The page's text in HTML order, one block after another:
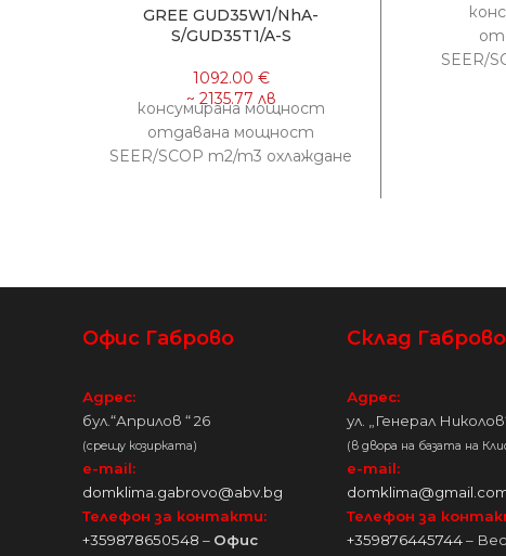
GREE GUD35W1/NhA-
S/GUD35T1/A-S
консумирана мощност
отдавана мощност
SEER/SCOP m2/m3 охлаждане
SEER/
Офис Габрово
Адрес:
бул.“Априлов “ 26
(срещу козирката)
e-mail:
domklima.gabrovo@abv.bg
Телефон за контакти:
+359878650548 – Офис
Склад Габрово
Адрес:
ул. „Генерал
(в двора на базата на
e-mail:
Телефон за
+359876445744–